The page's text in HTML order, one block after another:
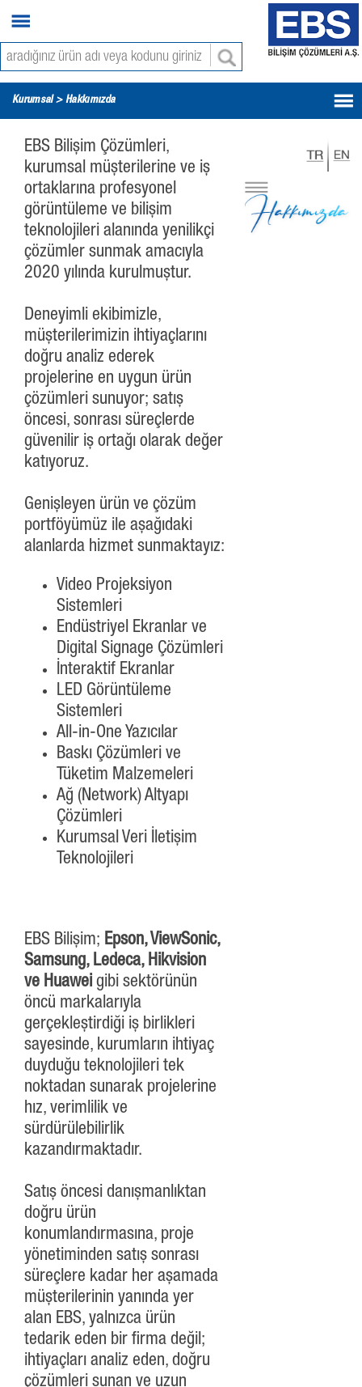
Kurumsal > Hakkımızda
EBS Bilişim Çözümleri,
kurumsal müşterilerine ve iş
ortaklarına profesyonel
görüntüleme ve bilişim
teknolojileri alanında yenilikçi
çözümler sunmak amacıyla
2020 yılında kurulmuştur.
Deneyimli ekibimizle,
müşterilerimizin ihtiyaçlarını
doğru analiz ederek
projelerine en uygun ürün
çözümleri sunuyor; satış
öncesi, sonrası süreçlerde
güvenilir iş ortağı olarak değer
katıyoruz.
Genişleyen ürün ve çözüm
portföyümüz ile aşağıdaki
alanlarda hizmet sunmaktayız:
Video Projeksiyon
Sistemleri
Endüstriyel Ekranlar ve
Digital Signage Çözümleri
İnteraktif Ekranlar
LED Görüntüleme
Sistemleri
All-in-One Yazıcılar
Baskı Çözümleri ve
Tüketim Malzemeleri
Ağ (Network) Altyapı
Çözümleri
Kurumsal Veri İletişim
Teknolojileri
EBS Bilişim; Epson, ViewSonic,
Samsung, Ledeca, Hikvision
ve Huaweigibi sektörünün
öncü markalarıyla
gerçekleştirdiği iş birlikleri
sayesinde, kurumların ihtiyaç
duyduğu teknolojileri tek
noktadan sunarak projelerine
hız, verimlilik ve
sürdürülebilirlik
kazandırmaktadır.
Satış öncesi danışmanlıktan
doğru ürün
konumlandırmasına, proje
yönetiminden satış sonrası
süreçlere kadar her aşamada
müşterilerinin yanında yer
alan EBS, yalnızca ürün
tedarik eden bir firma değil;
ihtiyaçları analiz eden, doğru
çözümleri sunan ve uzun